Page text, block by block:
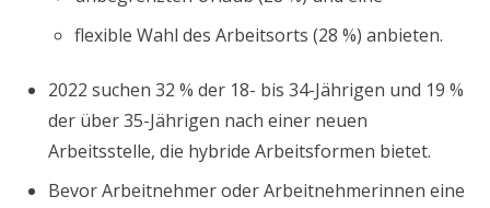
flexible Wahl des Arbeitsorts (28 %) anbieten.
2022 suchen 32 % der 18- bis 34-Jährigen und 19 %
der über 35-Jährigen nach einer neuen
Arbeitsstelle, die hybride Arbeitsformen bietet.
Bevor Arbeitnehmer oder Arbeitnehmerinnen eine